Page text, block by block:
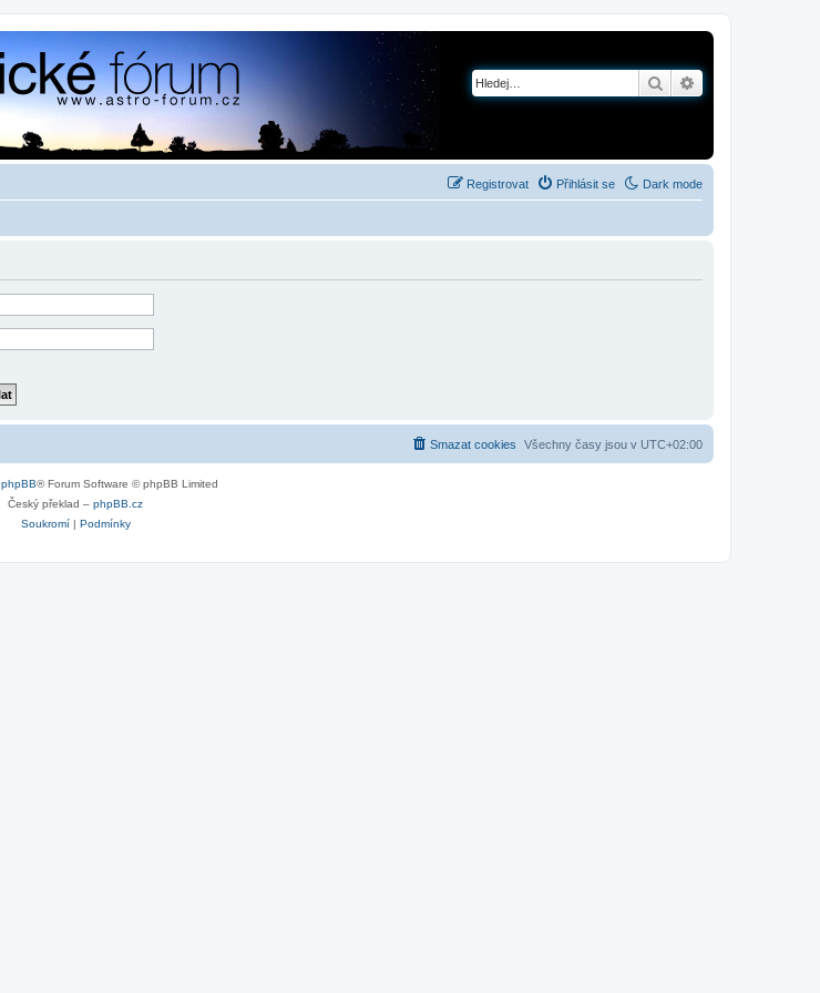
Hledat
Dark mode
Přihlásit se
Registrovat
Všechny časy jsou v UTC+02:00
Smazat cookies
phpBB® Forum Software © phpBB Limited
Český překlad – phpBB.cz
Soukromí| Podmínky